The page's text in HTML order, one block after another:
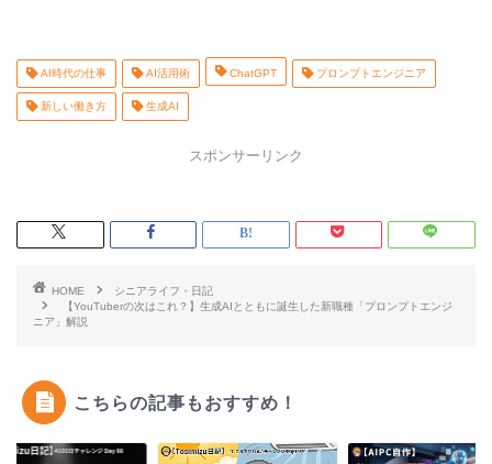
AI時代の仕事 AI活用術 ChatGPT プロンプトエンジニア
新しい働き方 生成AI
スポンサーリンク
HOME
シニアライフ・日記
【YouTuberの次はこれ？】生成AIとともに誕生した新職種「プロンプトエンジ
ニア」解説
こちらの記事もおすすめ！